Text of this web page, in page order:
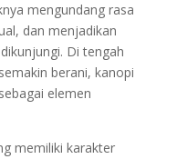
mengundang rasa
dan menjadikan
Di tengah
berani, kanopi
elemen
memiliki karakter